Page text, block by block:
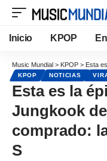
Inicio KPOP
Music Mundial > KPOP > Esta es la
KPOP NOTICIAS
Esta es la
Jungkook
comprado:
S